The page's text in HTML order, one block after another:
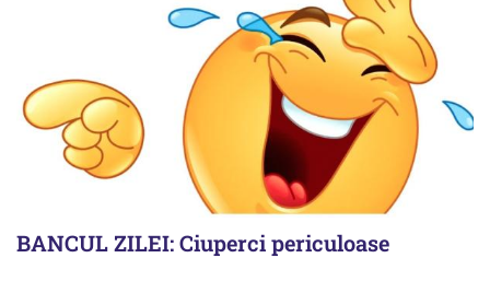
BANCUL ZILEI: Ciuperci periculoase